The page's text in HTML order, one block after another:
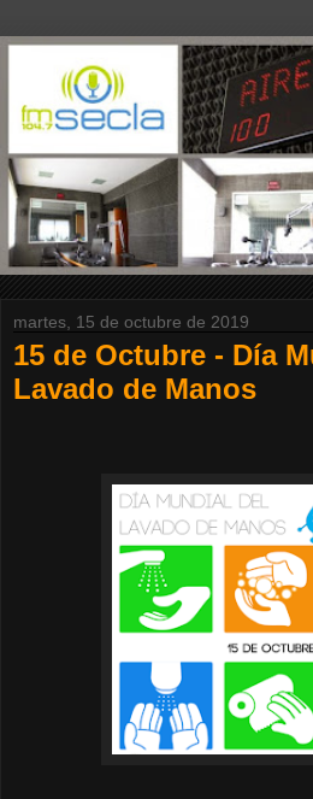
martes, 15 de octubre de 2019
15 de Octubre - Día
Lavado de Manos